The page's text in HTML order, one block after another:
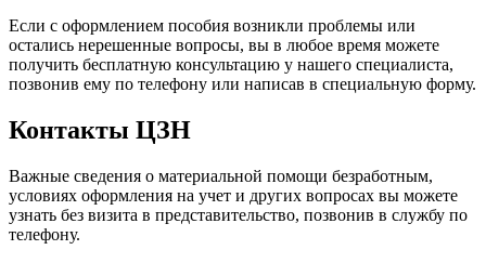
Если с оформлением пособия возникли проблемы или
остались нерешенные вопросы, вы в любое время можете
получить бесплатную консультацию у нашего специалиста,
позвонив ему по телефону или написав в специальную форму.
Контакты ЦЗН
Важные сведения о материальной помощи безработным,
условиях оформления на учет и других вопросах вы можете
узнать без визита в представительство, позвонив в службу по
телефону.